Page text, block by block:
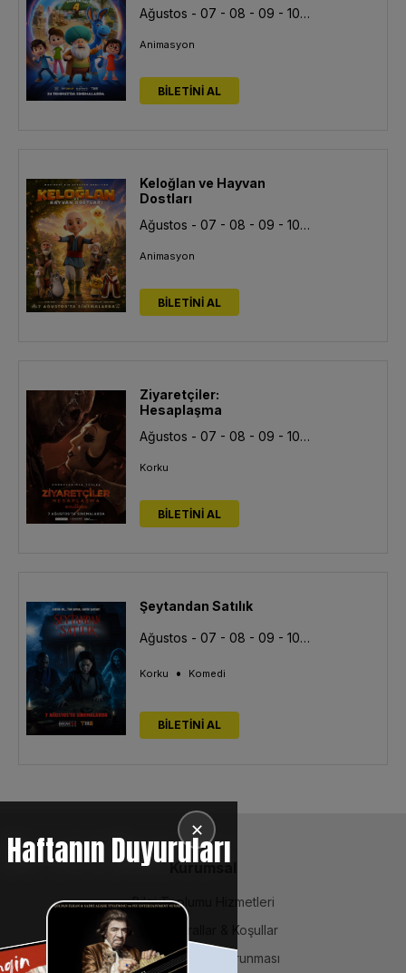
Ağustos - 07 - 08 - 09 - 10 - 11 - 12 - 13
Animasyon
BİLETİNİ AL
Keloğlan ve Hayvan
Dostları
Ağustos - 07 - 08 - 09 - 10 - 11 - 12 - 13
Animasyon
BİLETİNİ AL
Ziyaretçiler:
Hesaplaşma
Ağustos - 07 - 08 - 09 - 10 - 11 - 13
Korku
BİLETİNİ AL
Şeytandan Satılık
Ağustos - 07 - 08 - 09 - 10 - 11 - 12 - 13
Korku • Komedi
BİLETİNİ AL
✕
Haftanın Duyuruları
Kurumsal
Bilgi Toplumu Hizmetleri
BiPuan Kurallar & Koşullar
Kişisel Verilerin Korunması